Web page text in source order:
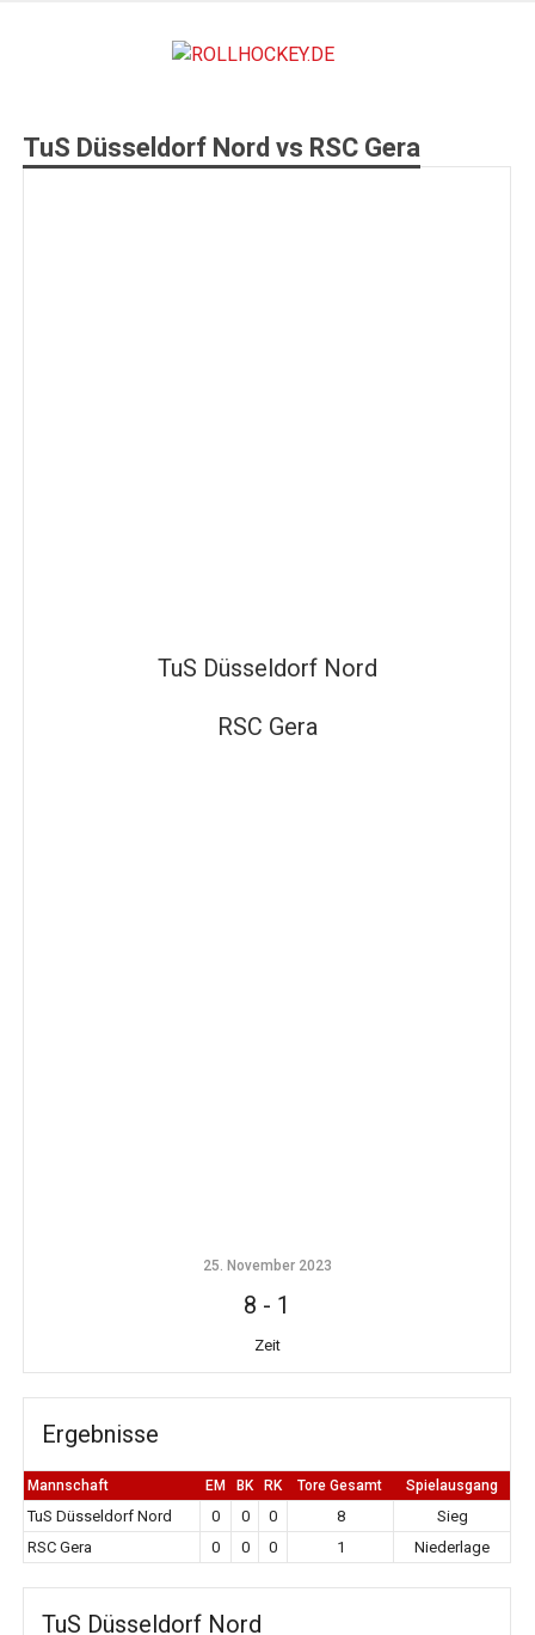
TuS Düsseldorf Nord vs RSC Gera
TuS Düsseldorf Nord
RSC Gera
25. November 2023
8 - 1
Zeit
Ergebnisse
Mannschaft EM BK RK Tore Gesamt Spielausgang
TuS Düsseldorf Nord 0 0 0 8
Sieg
RSC Gera
0 0 0 1 Niederlage
TuS Düsseldorf Nord